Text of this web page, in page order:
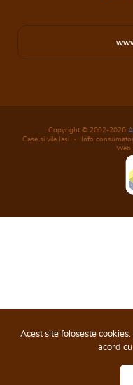
Copyright © 2002-2026
Case si vile Iasi
Info
Web
Acest site foloseste
acord